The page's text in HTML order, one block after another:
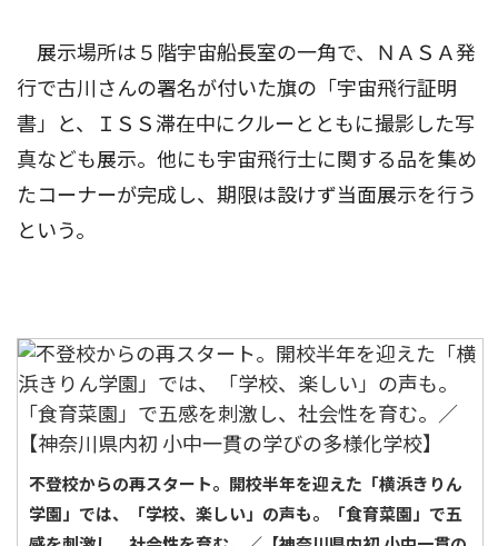
展示場所は５階宇宙船長室の一角で、ＮＡＳＡ発
行で古川さんの署名が付いた旗の「宇宙飛行証明
書」と、ＩＳＳ滞在中にクルーとともに撮影した写
真なども展示。他にも宇宙飛行士に関する品を集め
たコーナーが完成し、期限は設けず当面展示を行う
という。
不登校からの再スタート。開校半年を迎えた「横浜きりん
学園」では、「学校、楽しい」の声も。「食育菜園」で五